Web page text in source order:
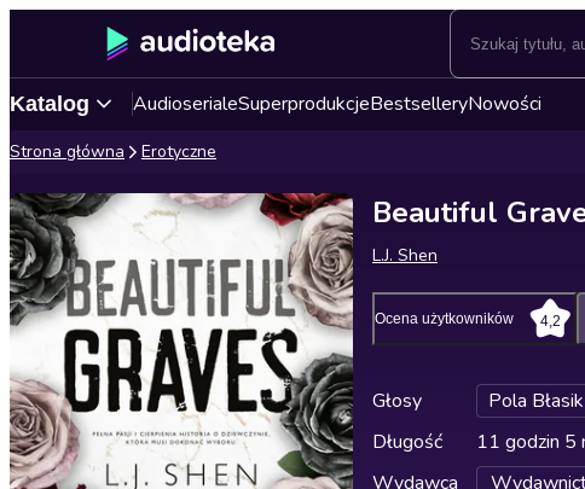
Katalog AudioserialeSuperprodukcjeBestselleryNowości
Strona główna Erotyczne
Beautiful
L.J. Shen
Ocena użytkowników 4,2
Głosy
Pola Błasik
Długość
11 godzin 5
Wydawca